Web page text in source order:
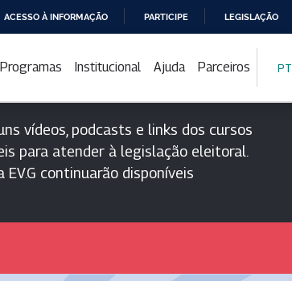
ACESSO À INFORMAÇÃO PARTICIPE LEGISLAÇÃO
Programas Institucional Ajuda Parceiros PT
vídeos, podcasts e links dos cursos
para atender à legislação eleitoral.
continuarão disponíveis